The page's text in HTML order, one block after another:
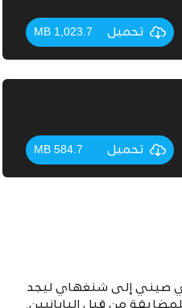
تحميل 1,023.7 MB
تحميل 584.7 MB
عسكري صيني إلى شنغهاي ليجد
من قبل اليابانيين.